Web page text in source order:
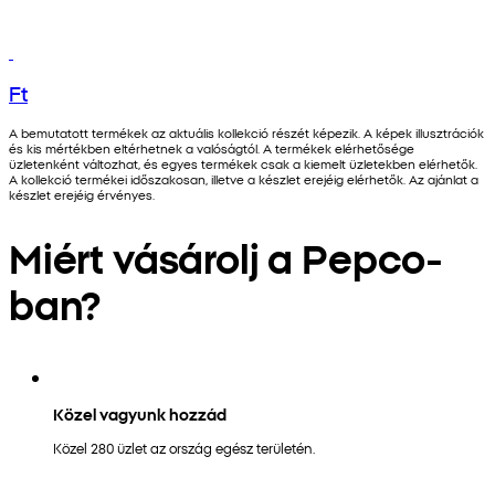
Ft
A bemutatott termékek az aktuális kollekció részét képezik. A képek illusztrációk
és kis mértékben eltérhetnek a valóságtól. A termékek elérhetősége
üzletenként változhat, és egyes termékek csak a kiemelt üzletekben elérhetők.
A kollekció termékei időszakosan, illetve a készlet erejéig elérhetők. Az ajánlat a
készlet erejéig érvényes.
Miért vásárolj a Pepco-
ban?
Közel vagyunk hozzád
Közel 280 üzlet az ország egész területén.